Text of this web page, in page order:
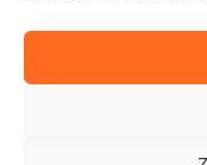
Úvodní stránka